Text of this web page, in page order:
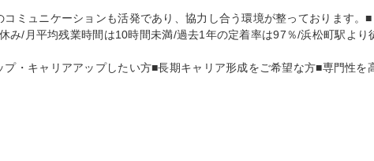
コミュニケーションも活発であり、協力し合う環境が整っております。■
み/月平均残業時間は10時間未満/過去1年の定着率は97％/浜松町駅より
プ・キャリアアップしたい方■長期キャリア形成をご希望な方■専門性を